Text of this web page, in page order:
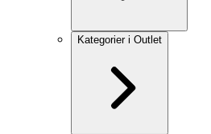
Kategorier i Outlet